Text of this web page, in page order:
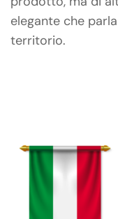
elegante che
territorio.